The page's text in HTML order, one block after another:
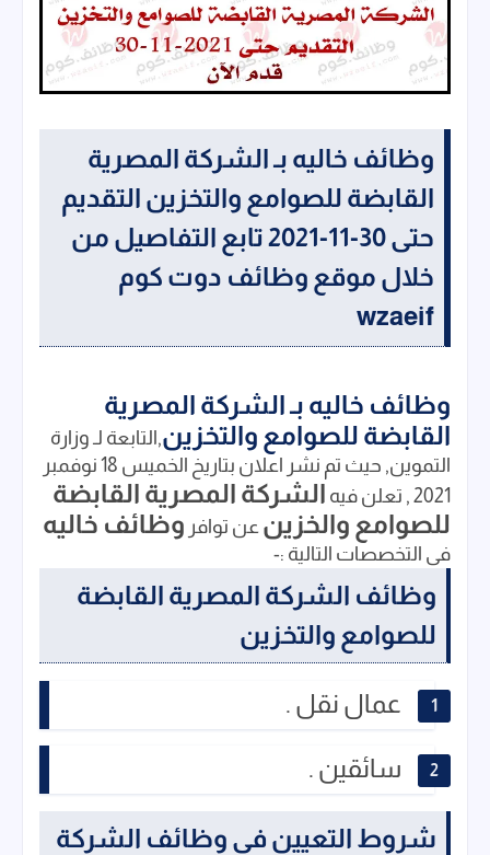
وظائف خاليه بـ الشركة المصرية
القابضة للصوامع والتخزين التقديم
حتى 30-11-2021 تابع التفاصيل من
خلال موقع وظائف دوت كوم
wzaeif
وظائف خاليه بـ الشركة المصرية
القابضة للصوامع والتخزين,التابعة لـ وزارة
التموين, حيث تم نشر اعلان بتاريخ الخميس 18 نوفمبر
2021 , تعلن فيه
الشركة المصرية القابضة
للصوامع والخزين عن توافر وظائف خاليه
فى التخصصات التالية :-
وظائف الشركة المصرية القابضة
للصوامع والتخزين
عمال نقل .
سائقين .
شروط التعيين فى وظائف الشركة